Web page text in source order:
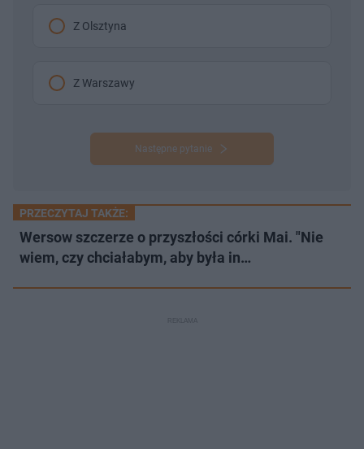
Z Olsztyna
Z Warszawy
Następne pytanie
PRZECZYTAJ TAKŻE:
Wersow szczerze o przyszłości córki Mai. "Nie
wiem, czy chciałabym, aby była in…